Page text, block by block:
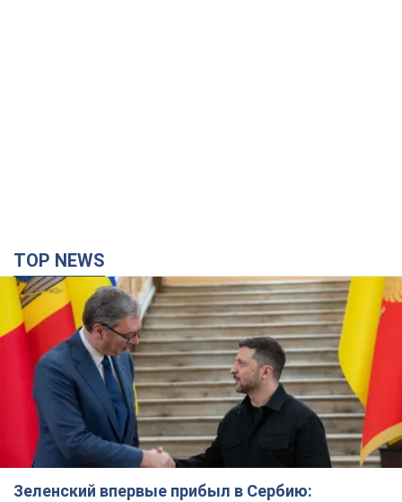
TOP NEWS
Зеленский впервые прибыл в Сербию: